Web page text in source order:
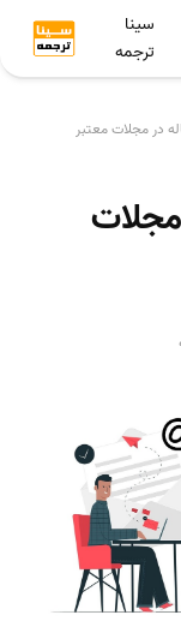
سینا
ترجمه
در مجلات معتبر